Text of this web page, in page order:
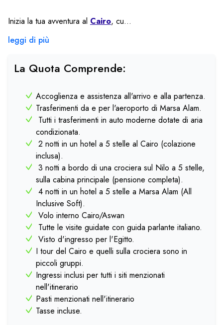
Inizia la tua avventura al Cairo, cu...
leggi di più
La Quota Comprende:
Accoglienza e assistenza all'arrivo e alla partenza.
Trasferimenti da e per l'aeroporto di Marsa Alam.
Tutti i trasferimenti in auto moderne dotate di aria
condizionata.
2 notti in un hotel a 5 stelle al Cairo (colazione
inclusa).
3 notti a bordo di una crociera sul Nilo a 5 stelle,
sulla cabina principale (pensione completa).
4 notti in un hotel a 5 stelle a Marsa Alam (All
Inclusive Soft).
Volo interno Cairo/Aswan
Tutte le visite guidate con guida parlante italiano.
Visto d'ingresso per l'Egitto.
I tour del Cairo e quelli sulla crociera sono in
piccoli gruppi.
Ingressi inclusi per tutti i siti menzionati
nell'itinerario
Pasti menzionati nell'itinerario
Tasse incluse.